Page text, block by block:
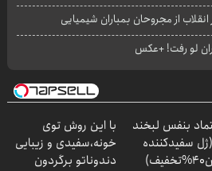
از مجروحان بمباران شیمیایی
لو رفت! +عکس
بنفس لبخند
سفیدکننده
با این روش توی
خونه،سفیدی و زیبایی
دندوناتو برگردون